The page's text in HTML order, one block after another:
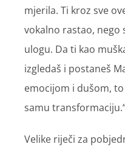
mjerila. Ti kroz sve
vokalno rastao, nego
ulogu. Da ti kao
izgledaš i postaneš
emocijom i dušom,
samu
Velike riječi za